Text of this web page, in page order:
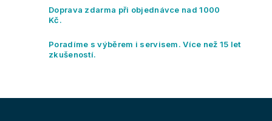
r
v
y
s
Doprava zdarma při objednávce nad 1000
Kč.
Poradíme s výběrem i servisem. Více než 15 let
zkušeností.